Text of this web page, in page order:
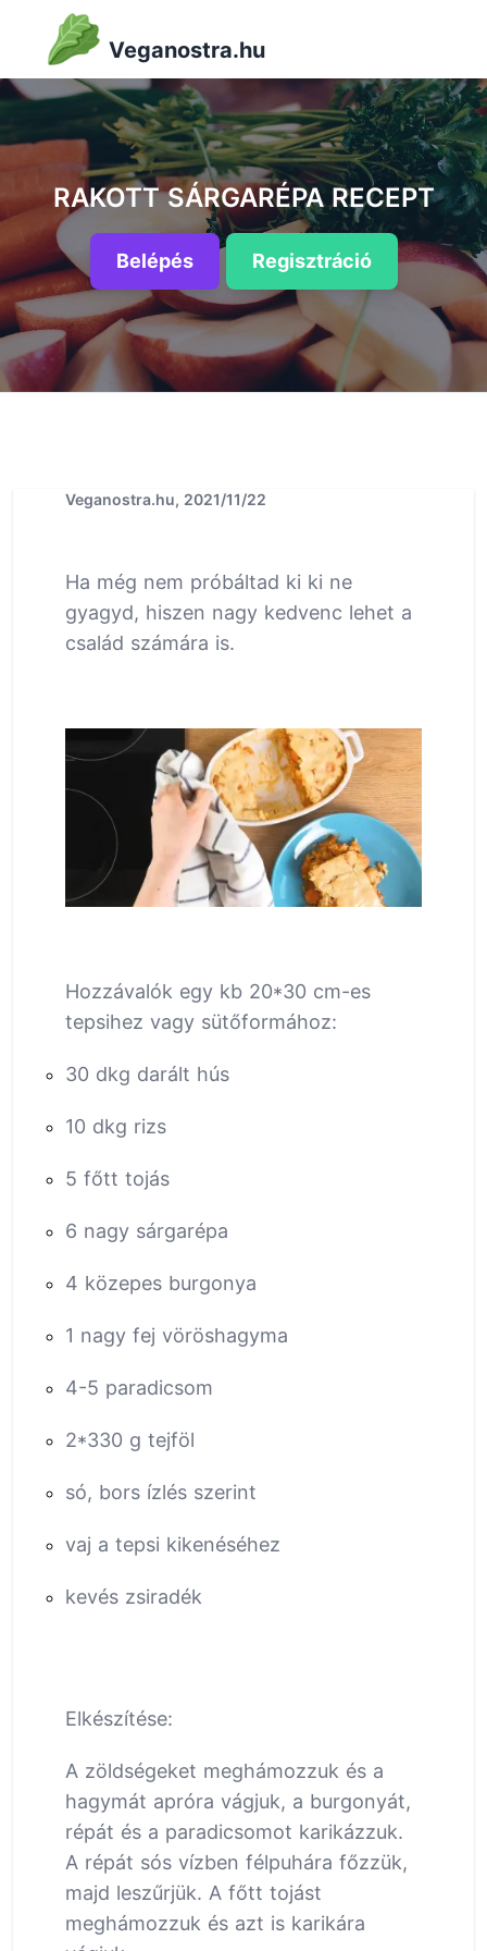
Veganostra.hu
RAKOTT SÁRGARÉPA RECEPT
Belépés Regisztráció
Veganostra.hu, 2021/11/22
Ha még nem próbáltad ki ki ne
gyagyd, hiszen nagy kedvenc lehet a
család számára is.
Hozzávalók egy kb 20*30 cm-es
tepsihez vagy sütőformához:
30 dkg darált hús
10 dkg rizs
5 főtt tojás
6 nagy sárgarépa
4 közepes burgonya
1 nagy fej vöröshagyma
4-5 paradicsom
2*330 g tejföl
só, bors ízlés szerint
vaj a tepsi kikenéséhez
kevés zsiradék
Elkészítése:
A zöldségeket meghámozzuk és a
hagymát apróra vágjuk, a burgonyát,
répát és a paradicsomot karikázzuk.
A répát sós vízben félpuhára főzzük,
majd leszűrjük. A főtt tojást
meghámozzuk és azt is karikára